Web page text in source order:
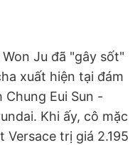
Ju đã "gây sốt"
xuất hiện tại đám
Eui Sun -
Khi ấy, cô mặc
Versace trị giá 2.195